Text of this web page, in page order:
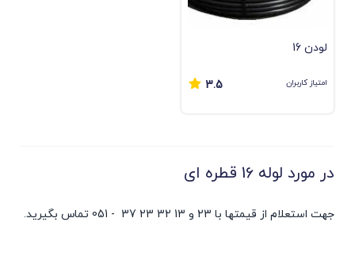
لودن 16
امتیاز کاربران 3.5
در مورد لوله 16 قطره ای
جهت استعلام از قیمتها با 23 و 13 32 23 37 - 051 تماس بگیرید.